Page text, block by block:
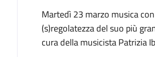
Martedì 23 marzo musica
(s)regolatezza del suo più
cura della musicista Patrizia